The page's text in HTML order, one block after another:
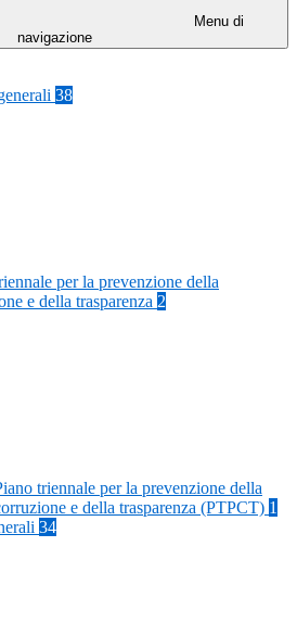
Menu di
navigazione
38
per la prevenzione della
e della trasparenza 2
triennale per la prevenzione della
e della trasparenza (PTPCT) 1
34